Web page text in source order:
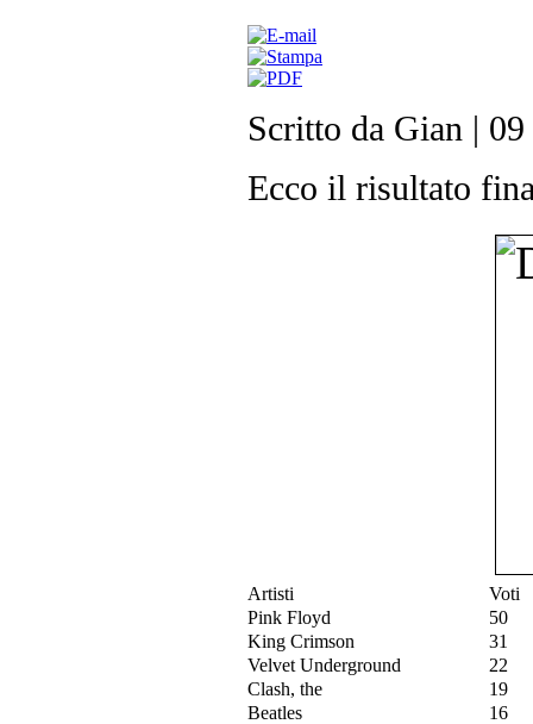
Scritto da Gian |
Ecco il risultato
Artisti
Voti
Pink Floyd
50
King Crimson
31
Velvet Underground
22
Clash, the
19
Beatles
16